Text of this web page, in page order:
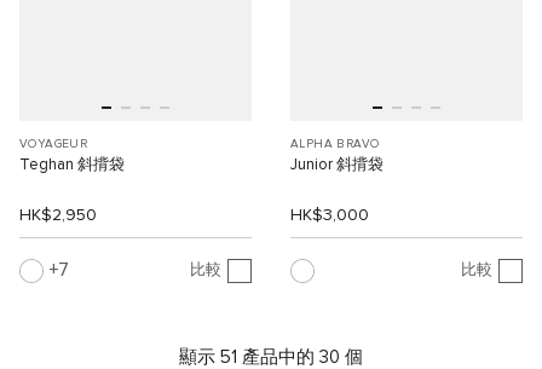
VOYAGEUR
Teghan 斜揹袋
HK$2,950
7 比較
ALPHA BRAVO
Junior 斜揹袋
HK$3,000
比較
顯示 51 產品中的 30 個